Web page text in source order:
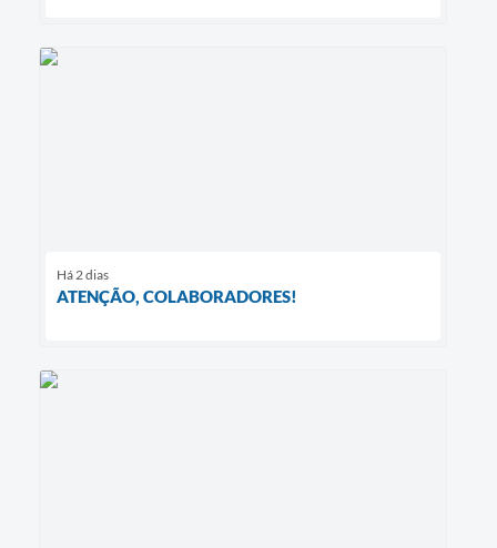
Há 2 dias
ATENÇÃO, COLABORADORES!